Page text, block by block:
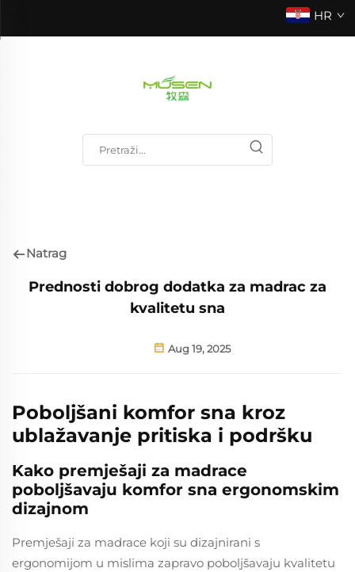
HR
Natrag
Prednosti dobrog dodatka za madrac za
kvalitetu sna
Aug 19, 2025
Poboljšani komfor sna kroz
ublažavanje pritiska i podršku
Kako premješaji za madrace
poboljšavaju komfor sna ergonomskim
dizajnom
Premješaji za madrace koji su dizajnirani s
ergonomijom u mislima zapravo poboljšavaju kvalitetu